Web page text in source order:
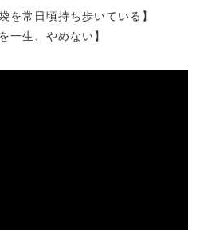
を常日頃持ち歩いている】
一生、やめない】